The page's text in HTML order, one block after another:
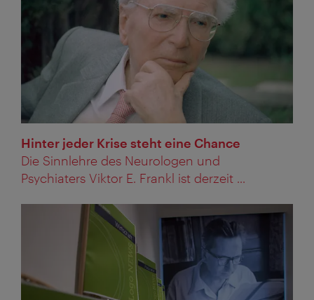
Hinter jeder Krise steht eine Chance
Die Sinnlehre des Neurologen und
Psychiaters Viktor E. Frankl ist derzeit ...